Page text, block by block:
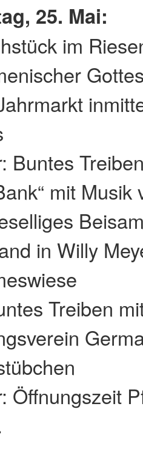
25. Mai:
im
Buntes
mit Musik
in Willy
Treiben
Öffnungszeit